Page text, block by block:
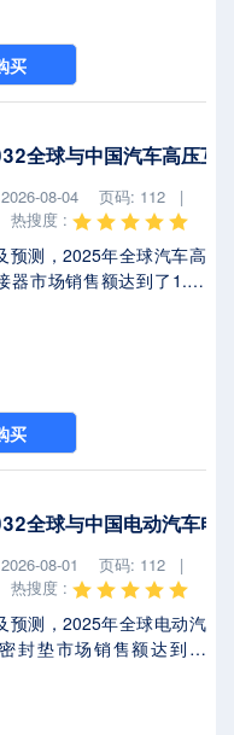
看，中国市场在过去几年
年市场规模为 百万美
球的 %，预计2032年将达
，届时全球占比将达到
著不确定性，本报告将深
关税调整及各国应对战略
DC/DC变换器市场竞争态
济联动及供应链重构的潜
买
全球与中国汽车高压互
08-04
页码: 112 |
热搜度 :
预测，2025年全球汽车高
器市场销售额达到了1.80
场在过去几年变化较快，
规模为 百万美元，约占全
计2032年将达到 百万美
球占比将达到 %。2025年
，本报告将深入解析最新
各国应对战略对汽车高压
市场竞争态势、区域经济
链重构的潜在影响。汽车
买
全球与中国电动汽车电
08-01
页码: 112 |
热搜度 :
预测，2025年全球电动汽
封垫市场销售额达到了